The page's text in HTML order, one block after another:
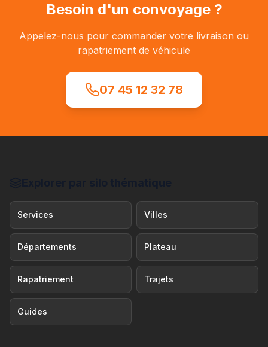
Besoin d'un convoyage ?
Appelez-nous pour commander votre livraison ou
rapatriement de véhicule
07 45 12 32 78
Services Villes
Départements Plateau
Rapatriement Trajets
Guides